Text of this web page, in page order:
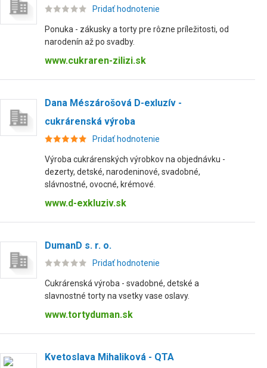
Pridať hodnotenie
Ponuka - zákusky a torty pre rôzne príležitosti, od
narodenín až po svadby.
www.cukraren-zilizi.sk
Dana Mészárošová D-exluzív -
cukrárenská výroba
Pridať hodnotenie
Výroba cukrárenských výrobkov na objednávku -
dezerty, detské, narodeninové, svadobné,
slávnostné, ovocné, krémové.
www.d-exkluziv.sk
DumanD s. r. o.
Pridať hodnotenie
Cukrárenská výroba - svadobné, detské a
slavnostné torty na vsetky vase oslavy.
www.tortyduman.sk
Kvetoslava Mihaliková - QTA